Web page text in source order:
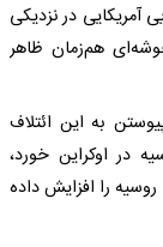
آمریکایی در نزدیکی
هم‌زمان ظاهر
به این ائتلاف
در اوکراین خورد،
روسیه را افزایش داده